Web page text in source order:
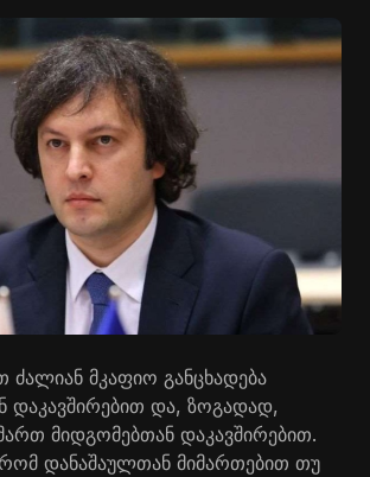
ძალიან მკაფიო განცხადება
დაკავშირებით და, ზოგადად,
მიდგომებთან დაკავშირებით.
დანაშაულთან მიმართებით თუ